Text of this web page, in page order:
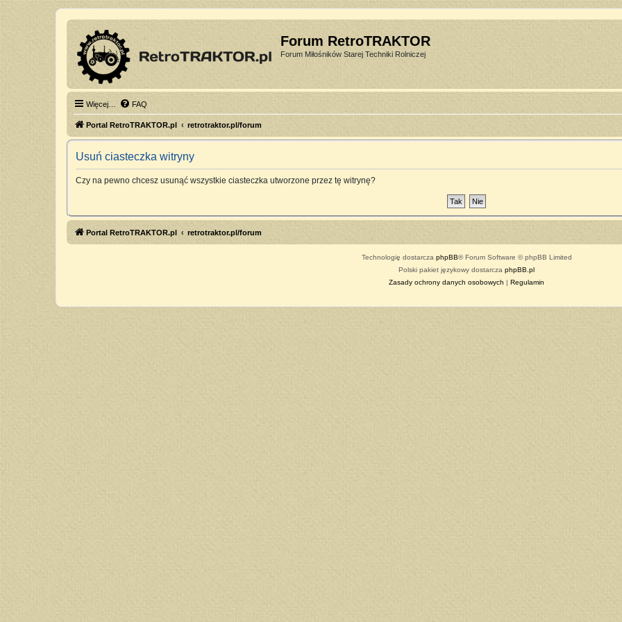
Forum RetroTRAKTOR
Forum Miłośników Starej Techniki Rolniczej
Więcej… FAQ
Portal RetroTRAKTOR.pl retrotraktor.pl/forum
Usuń ciasteczka witryny
Czy na pewno chcesz usunąć wszystkie ciasteczka utworzone przez tę witrynę?
Portal RetroTRAKTOR.pl retrotraktor.pl/forum
Technologię dostarcza phpBB® Forum Software © phpBB Limited
Polski pakiet językowy dostarcza phpBB.pl
Zasady ochrony danych osobowych | Regulamin